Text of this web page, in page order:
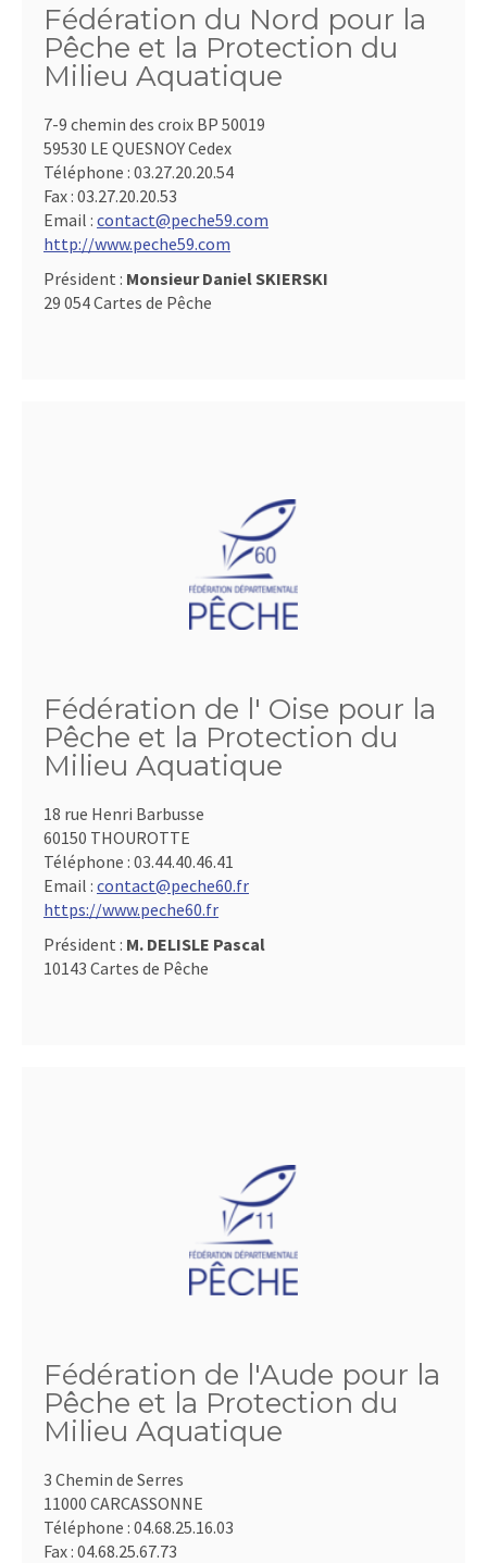
Fédération du Nord pour la
Pêche et la Protection du
Milieu Aquatique
7-9 chemin des croix BP 50019
59530 LE QUESNOY Cedex
Téléphone : 03.27.20.20.54
Fax : 03.27.20.20.53
Email : contact@peche59.com
http://www.peche59.com
Président : Monsieur Daniel SKIERSKI
29 054 Cartes de Pêche
Fédération de l' Oise pour la
Pêche et la Protection du
Milieu Aquatique
18 rue Henri Barbusse
60150 THOUROTTE
Téléphone : 03.44.40.46.41
Email : contact@peche60.fr
https://www.peche60.fr
Président : M. DELISLE Pascal
10143 Cartes de Pêche
Fédération de l'Aude pour la
Pêche et la Protection du
Milieu Aquatique
3 Chemin de Serres
11000 CARCASSONNE
Téléphone : 04.68.25.16.03
Fax : 04.68.25.67.73